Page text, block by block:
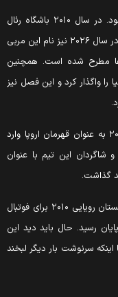
شباهت‌ها تنها به تیم ملی اسپانیا محدود نمی‌شود. در سال ۲۰۱۰ باشگاه رئال
مادرید هدایت خود را به ژوزه مورینیو سپرد و حالا در سال ۲۰۲۶ نیز نام این مربی
مطرح شده است. همچنین
اسپانیا را واگذار کرد و این فصل نیز
در سطح ملی نیز اسپانیا پیش از جام جهانی ۲۰۱۰ به عنوان قهرمان اروپا وارد
این تیم با عنوان
تمام این شباهت‌ها باعث شده بار دیگر خاطره تابستان رویایی ۲۰۱۰ برای فوتبال
رسید. حال باید دید این
سرنوشت بار دیگر لبخند